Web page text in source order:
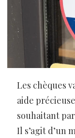
Les chèques
aide
souhaitant
Il s’agit d’un